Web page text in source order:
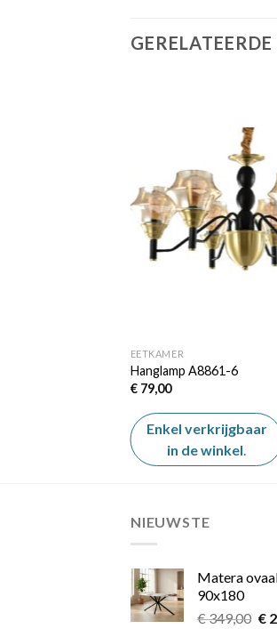
EETKAMER
Hanglamp A8861-6
€79,00
Enkel verkrijgbaar
in de winkel.
NIEUWSTE
Matera
90x180
€349,00 €